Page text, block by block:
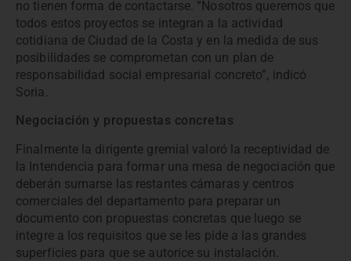
no tienen forma de contactarse. “Nosotros queremos que
todos estos proyectos se integran a la actividad
cotidiana de Ciudad de la Costa y en la medida de sus
posibilidades se comprometan con un plan de
responsabilidad social empresarial concreto”, indicó
Soria.
Negociación y propuestas concretas
Finalmente la dirigente gremial valoró la receptividad de
la Intendencia para formar una mesa de negociación que
deberán sumarse las restantes cámaras y centros
comerciales del departamento para preparar un
documento con propuestas concretas que luego se
integre a los requisitos que se les pide a las grandes
superficies para que se autorice su instalación.